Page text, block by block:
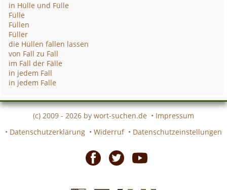
in Hülle und Fülle
Fülle
Füllen
Füller
die Hüllen fallen lassen
von Fall zu Fall
im Fall der Fälle
in jedem Fall
in jedem Falle
(c) 2009 - 2026 by wort-suchen.de • Impressum
• Datenschutzerklärung • Widerruf • Datenschutzeinstellungen